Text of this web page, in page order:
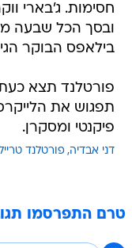
ובסך הכל שבעה
בילאפס הבוקר
פורטלנד תצא
תפגוש את
פיקנטי ומסקרן.
דני אבדיה פורטלנד
טרם התפרסמו